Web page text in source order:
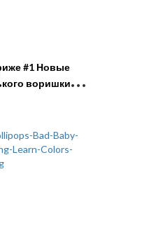
#1 Новые
воришки